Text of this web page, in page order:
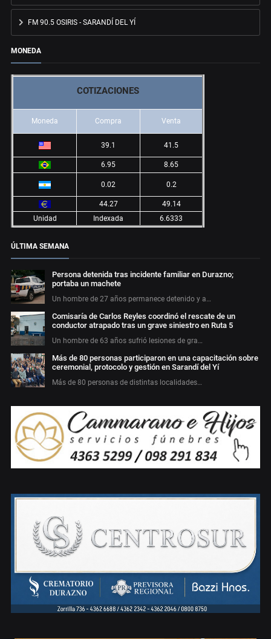
FM 90.5 OSIRIS - SARANDÍ DEL YÍ
MONEDA
COTIZACIONES
Moneda Compra Venta
39.1 41.5
6.95 8.65
0.02 0.2
44.27
49.14
Unidad
Indexada 6.6333
ÚLTIMA SEMANA
Persona detenida tras incidente familiar en Durazno;
portaba un machete
Un hombre de 27 años permanece detenido y a…
Comisaría de Carlos Reyles coordinó el rescate de un
conductor atrapado tras un grave siniestro en Ruta 5
Un hombre de 63 años sufrió lesiones de gra…
Más de 80 personas participaron en una capacitación sobre
ceremonial, protocolo y gestión en Sarandí del Yí
Más de 80 personas de distintas localidades…